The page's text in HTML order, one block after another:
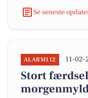
Se seneste
ALARM112 11-02-
Stort